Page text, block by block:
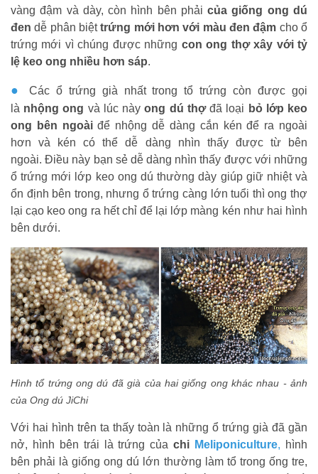
vàng đậm và dày, còn hình bên phảicủa giống ong dú
đen dễ phân biệttrứng mới hơn với màu đen đậm cho ổ
trứng mới vì chúng được những con ong thợ xây với tỷ
lệ keo ong nhiều hơn sáp.
● Các ổ trứng già nhất trong tổ trứng còn được gọi
là nhộng ong và lúc nàyong dú thợđã loại bỏ lớp keo
ong bên ngoàiđể nhộng dễ dàng cắn kén để ra ngoài
hơn và kén có thể dễ dàng nhìn thấy được từ bên
ngoài. Điều này bạn sẻ dễ dàng nhìn thấy được với những
ổ trứng mới lớp keo ong dú thường dày giúp giữ nhiệt và
ổn định bên trong, nhưng ổ trứng càng lớn tuổi thì ong thợ
lại cạo keo ong ra hết chỉ để lại lớp màng kén như hai hình
bên dưới.
Hình tổ trứng ong dú đã già của hai giống ong khác nhau - ảnh
của Ong dú JiChi
Với hai hình trên ta thấy toàn là những ổ trứng già đã gần
nở, hình bên trái là trứng củachi Meliponiculture, hình
bên phải là giống ong dú lớn thường làm tổ trong ống tre,